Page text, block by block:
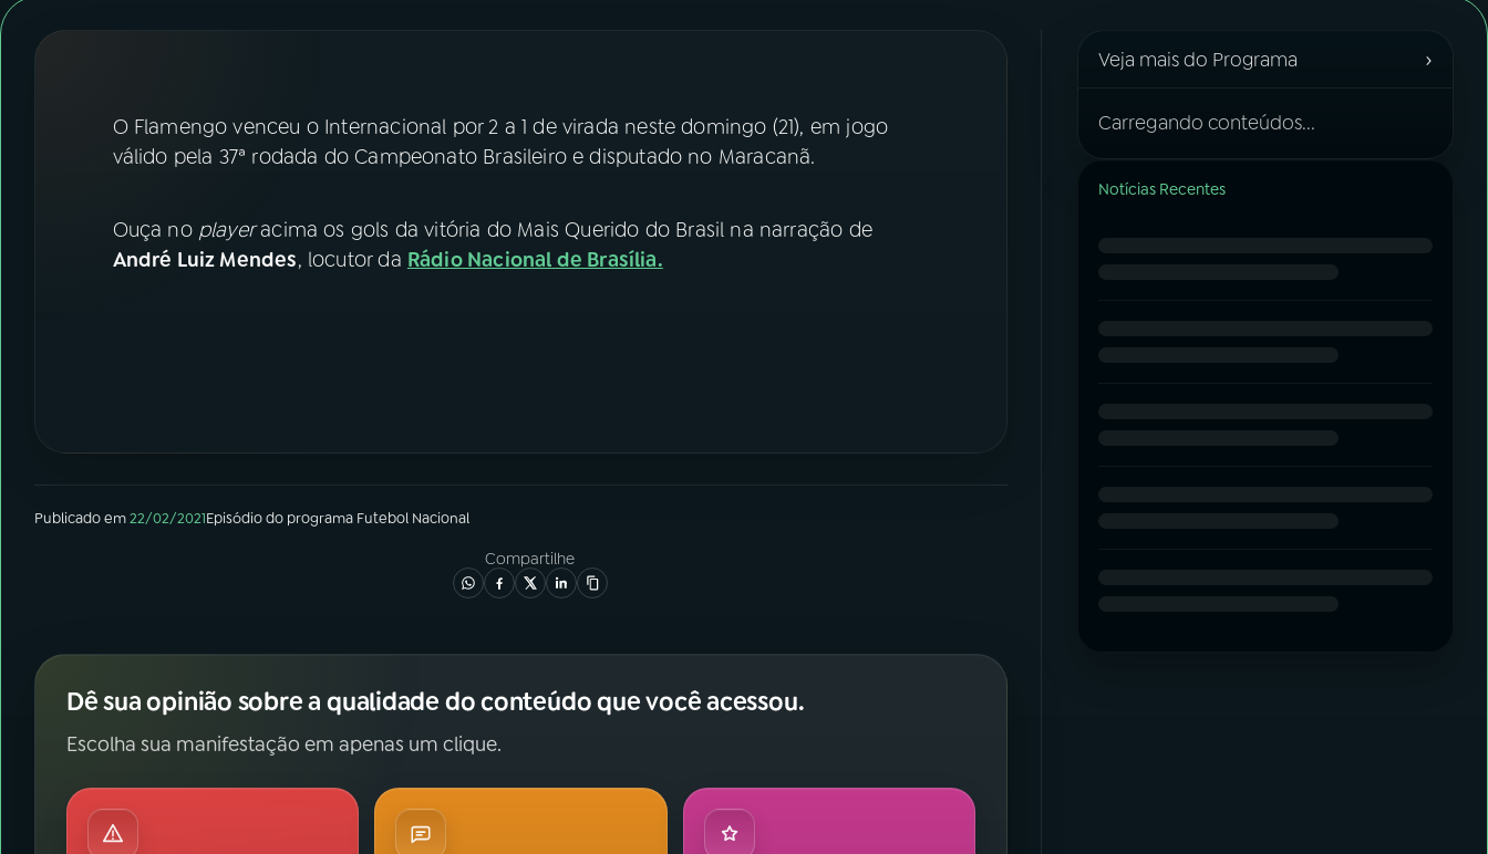
Instagram X
O Flamengo venceu o Internacional por 2 a 1 de virada neste domingo (21), em jogo
válido pela 37ª rodada do Campeonato Brasileiro e disputado no Maracanã.
Ouça no playeracima os gols da vitória do Mais Querido do Brasil na narração de
André Luiz Mendes, locutor da Rádio Nacional de Brasília.
Publicado em22/02/2021Episódiodo programa Futebol Nacional
Compartilhe
Dê sua opinião sobre a qualidade do conteúdo que você acessou.
Escolha sua manifestação em apenas um clique.
Veja mais do Programa ›
Carregando conteúdos...
Notícias Recentes